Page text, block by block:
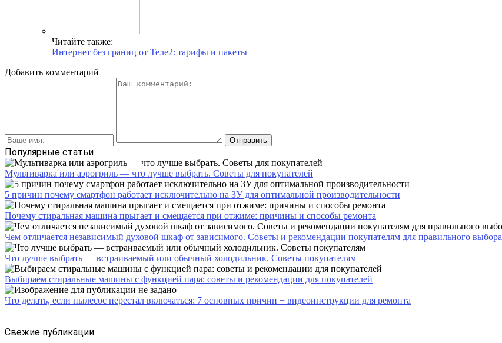
Читайте также:
Интернет без границ от Теле2: тарифы и пакеты
Добавить комментарий
Популярные статьи
Мультиварка или аэрогриль — что лучше выбрать. Советы для покупателей
5 причин почему смартфон работает исключительно на ЗУ для оптимальной производительности
Почему стиральная машина прыгает и смещается при отжиме: причины и способы ремонта
Чем отличается независимый духовой шкаф от зависимого. Советы и рекомендации покупателям для правильного выбора
Что лучше выбрать — встраиваемый или обычный холодильник. Советы покупателям
Выбираем стиральные машины с функцией пара: советы и рекомендации для покупателей
Что делать, если пылесос перестал включаться: 7 основных причин + видеоинструкции для ремонта
Свежие публикации